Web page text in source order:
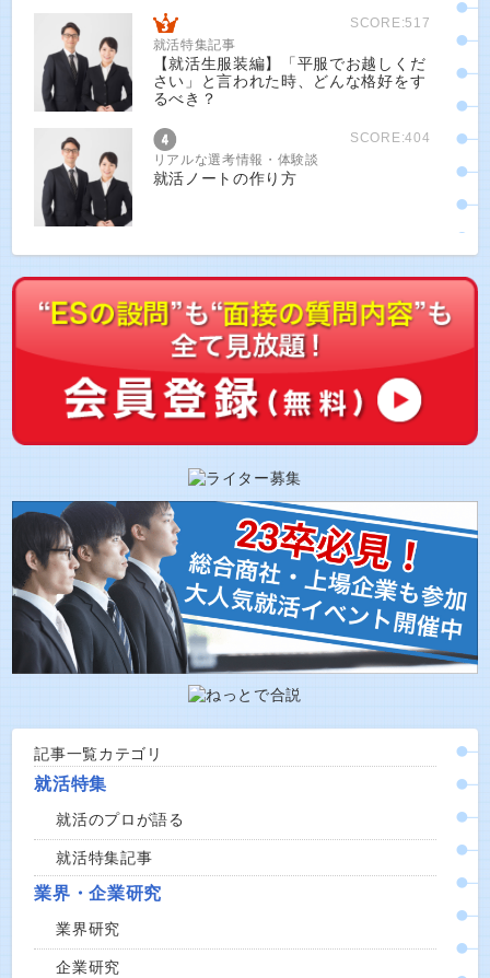
SCORE:517
就活特集記事
【就活生服装編】「平服でお越しくだ
さい」と言われた時、どんな格好をす
るべき？
SCORE:404
リアルな選考情報・体験談
就活ノートの作り方
記事一覧カテゴリ
就活特集
就活のプロが語る
就活特集記事
業界・企業研究
業界研究
企業研究